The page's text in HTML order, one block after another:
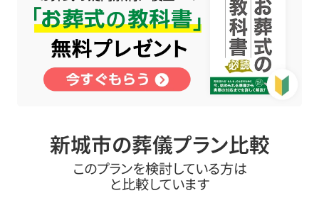
新城市の葬儀プラン比較
このプランを検討している方は
と比較しています